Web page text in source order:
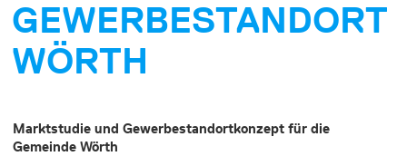
GEWERBE­STANDORT
WÖRTH
Marktstudie und Gewerbestandortkonzept für die
Gemeinde Wörth